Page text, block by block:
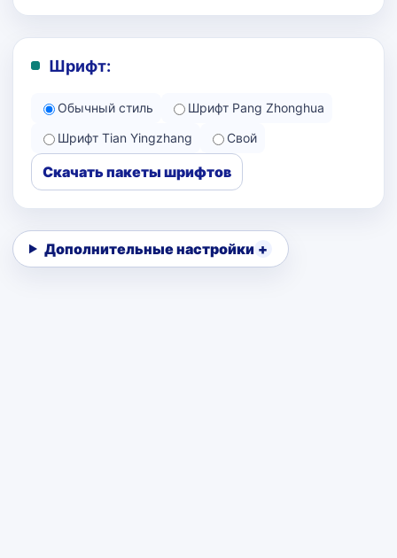
Шрифт:
Обычный стиль
Шрифт Pang Zhonghua
Шрифт Tian Yingzhang
Свой
Скачать пакеты шрифтов
Дополнительные настройки